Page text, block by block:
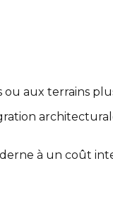
aux terrains
à un coût